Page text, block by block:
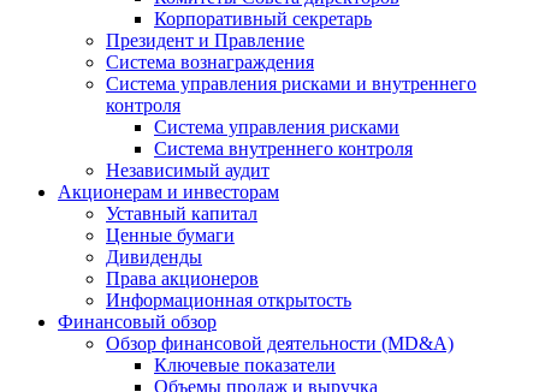
Корпоративный секретарь
Президент и Правление
Система вознаграждения
Система управления рисками и внутреннего
контроля
Система управления рисками
Система внутреннего контроля
Независимый аудит
Акционерам и инвесторам
Уставный капитал
Ценные бумаги
Дивиденды
Права акционеров
Информационная открытость
Финансовый обзор
Обзор финансовой деятельности (MD&A)
Ключевые показатели
Объемы продаж и выручка